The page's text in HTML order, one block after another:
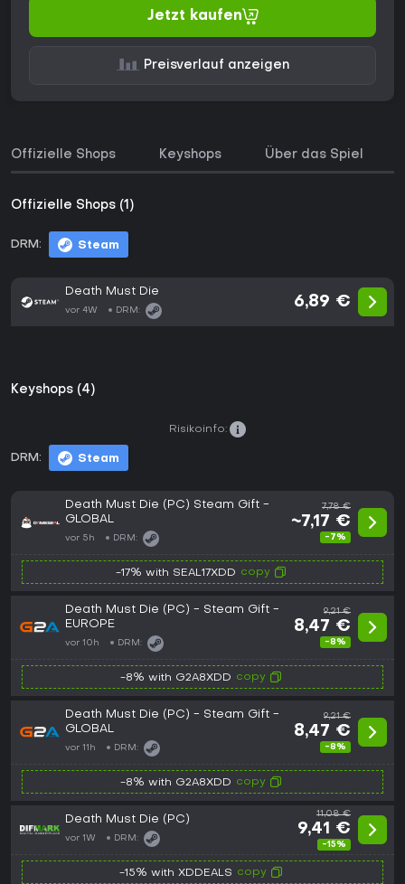
Jetzt kaufen
Preisverlauf anzeigen
Offizielle Shops Keyshops Über das Spiel
Offizielle Shops (1)
DRM: Steam
Death Must Die
vor 4W DRM:
6,89 €
Keyshops (4)
DRM: Steam
Risikoinfo:
Death Must Die (PC) Steam Gift -
GLOBAL
vor 5h DRM:
7,78 €
~7,17 €
-7%
-17% with SEAL17XDD copy
Death Must Die (PC) - Steam Gift -
EUROPE
vor 10h DRM:
9,21 €
8,47 €
-8%
-8% with G2A8XDD copy
Death Must Die (PC) - Steam Gift -
GLOBAL
vor 11h DRM:
9,21 €
8,47 €
-8%
-8% with G2A8XDD copy
Death Must Die (PC)
vor 1W DRM:
11,08 €
9,41 €
-15%
-15% with XDDEALS copy